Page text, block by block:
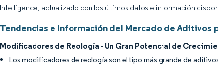
Intelligence, actualizado con los últimos datos e información
Tendencias e Información del Mercado de
Modificadores de Reología - Un Gran Potencial de
Los modificadores de reología son el tipo más grande de